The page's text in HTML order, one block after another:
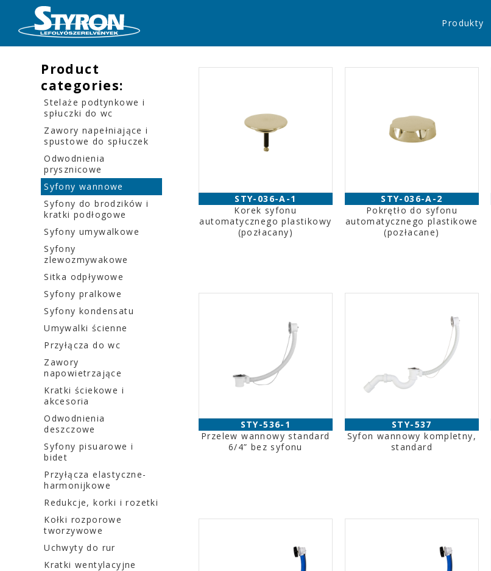
Produkty
Product
categories:
Stelaże podtynkowe i
spłuczki do wc
Zawory napełniające i
spustowe do spłuczek
Odwodnienia
prysznicowe
Syfony wannowe
Syfony do brodzików i
kratki podłogowe
Syfony umywalkowe
Syfony
zlewozmywakowe
Sitka odpływowe
Syfony pralkowe
Syfony kondensatu
Umywalki ścienne
Przyłącza do wc
Zawory
napowietrzające
Kratki ściekowe i
akcesoria
Odwodnienia
deszczowe
Syfony pisuarowe i
bidet
Przyłącza elastyczne-
harmonijkowe
Redukcje, korki i rozetki
Kołki rozporowe
tworzywowe
Uchwyty do rur
Kratki wentylacyjne
STY-036-A-1
Korek syfonu
automatycznego plastikowy
(pozłacany)
STY-036-A-2
Pokrętło do syfonu
automatycznego plastikowe
(pozłacane)
STY-536-1
Przelew wannowy standard
6/4” bez syfonu
STY-537
Syfon wannowy kompletny,
standard